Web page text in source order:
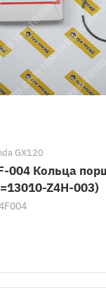
GX120
004 Кольца
Z4H-003)